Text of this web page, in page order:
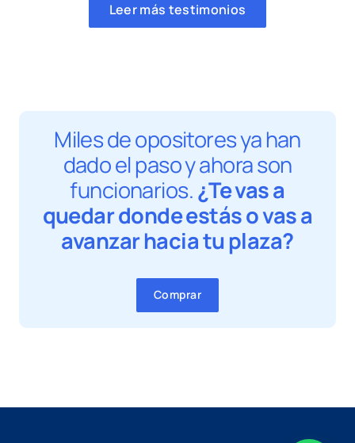
Leer más testimonios
Miles de opositores ya han
dado el paso y ahora son
funcionarios.¿Te vas a
quedar donde estás o vas a
avanzar hacia tu plaza?
Comprar